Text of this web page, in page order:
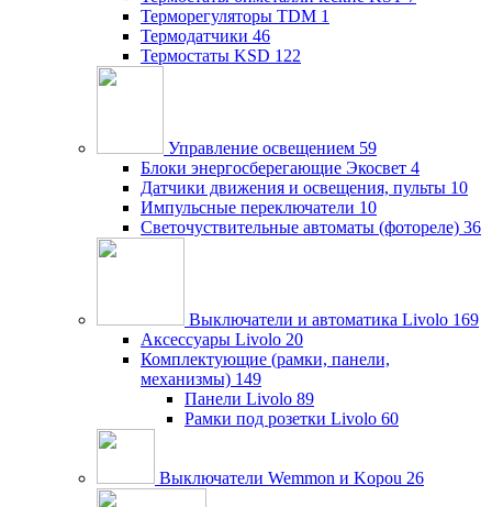
Терморегуляторы TDM 1
Термодатчики 46
Термостаты KSD 122
Управление освещением 59
Блоки энергосберегающие Экосвет 4
Датчики движения и освещения, пульты 10
Импульсные переключатели 10
Светочуствительные автоматы (фотореле) 36
Выключатели и автоматика Livolo 169
Аксессуары Livolo 20
Комплектующие (рамки, панели,
механизмы) 149
Панели Livolo 89
Рамки под розетки Livolo 60
Выключатели Wemmon и Kopou 26